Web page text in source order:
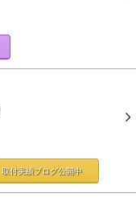
取付実績ブログ公開中